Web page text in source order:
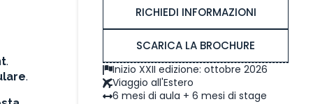
.
.
RICHIEDI INFORMAZIONI
SCARICA LA BROCHURE
Inizio XXII edizione: ottobre 2026
Viaggio all'Estero
6 mesi di aula + 6 mesi di stage